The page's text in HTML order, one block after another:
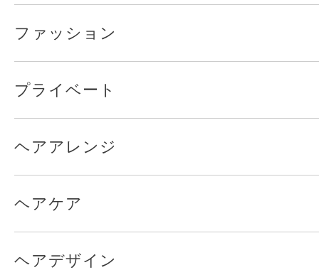
ファッション
プライベート
ヘアアレンジ
ヘアケア
ヘアデザイン